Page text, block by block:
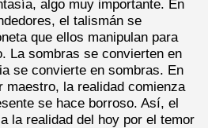
algo muy importante. En
el talismán se
que ellos manipulan para
La sombras se convierten en
se convierte en sombras. En
maestro, la realidad comienza
se hace borroso. Así, el
la realidad del hoy por el temor